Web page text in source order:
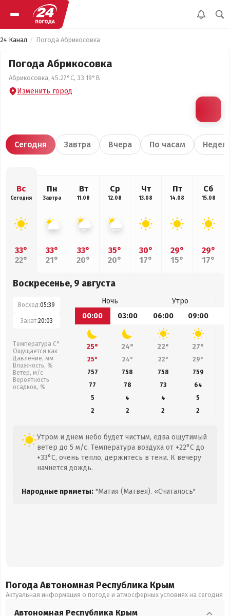
24 Канал Погода Абрикосовка
Погода Абрикосовка
Абрикосовка, 45.27°С, 33.19°В
Изменить город
Сегодня Завтра Вчера По часам
Вс
Сегодня
33°
22°
Пн
Завтра
33°
21°
Вт
11.08
33°
20°
Ср
12.08
35°
20°
Чт
13.08
30°
17°
Пт
14.08
29°
15°
Сб
15.08
29°
17°
Воскресенье, 9 августа
Восход:05:39
Закат:20:03
Температура С°
Ощущается как
Давление, мм
Влажность, %
Ветер, м/с
Вероятность
осадков, %
Ночь
Утро
00:00
03:00 06:00 09:00
25° 24° 22° 27°
25° 24° 22° 29°
757
758 758 759
77
78 73 64
5
4 4
5
2
2 2 2
Утром и днем небо будет чистым, едва ощутимый
ветер до 5 м/с. Температура воздуха от +22°C до
+33°C, очень тепло, держитесь в тени. К вечеру
начнется дождь.
Народные приметы: "Матия (Матвея). «Считалось"
Погода Автономная Республика Крым
Актуальная информация о погоде и атмосферных условиях на сегодня
Автономная Республика Крым